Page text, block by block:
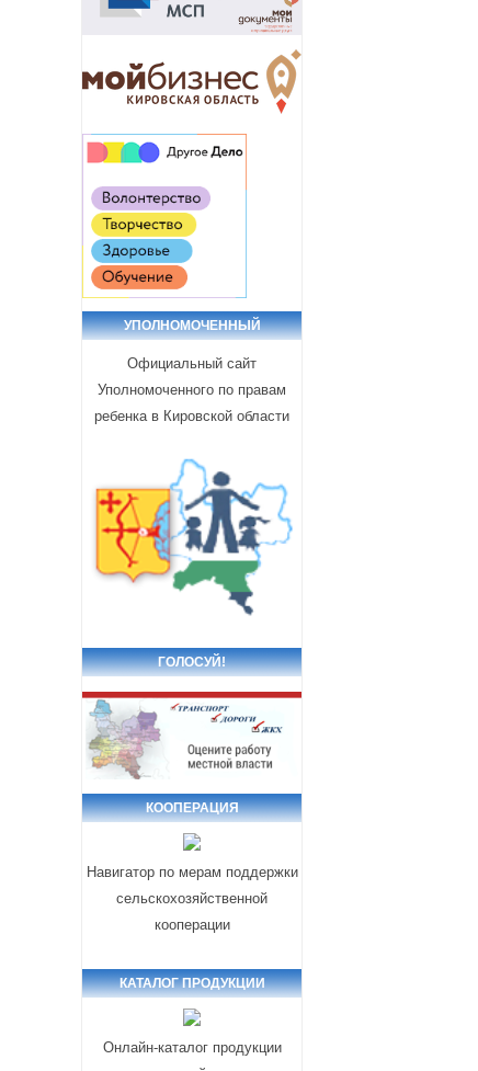
УПОЛНОМОЧЕННЫЙ
Официальный сайт
Уполномоченного по правам
ребенка в Кировской области
ГОЛОСУЙ!
КООПЕРАЦИЯ
Навигатор по мерам поддержки
сельскохозяйственной
кооперации
КАТАЛОГ ПРОДУКЦИИ
Онлайн-каталог продукции